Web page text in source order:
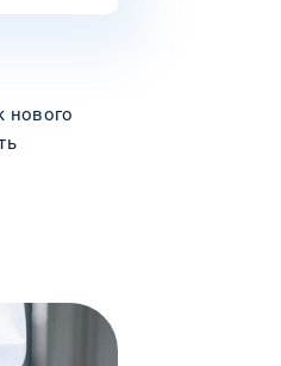
нового